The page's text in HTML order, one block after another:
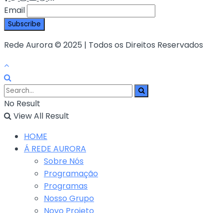
Email
Rede Aurora © 2025 | Todos os Direitos Reservados
No Result
View All Result
HOME
Á REDE AURORA
Sobre Nós
Programação
Programas
Nosso Grupo